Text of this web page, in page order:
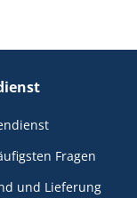
Fragen
und Lieferung